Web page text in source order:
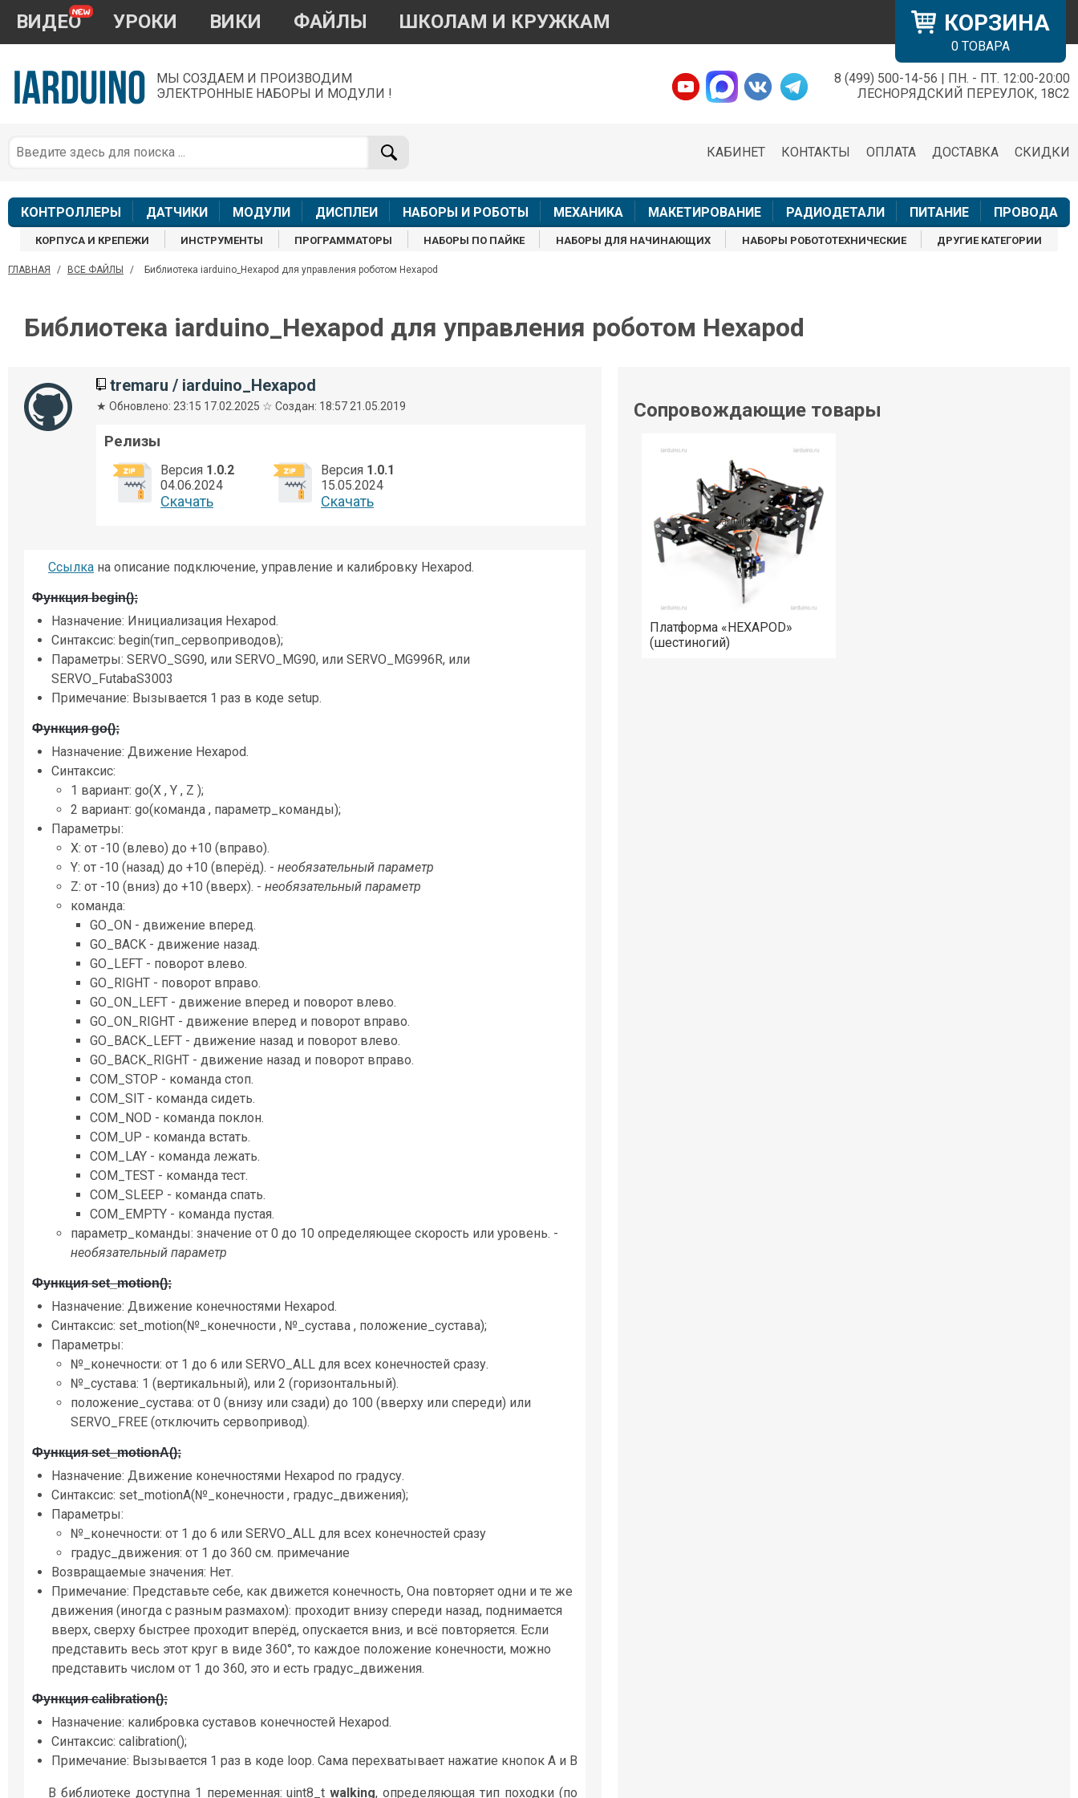
КОРЗИНА
0 ТОВАРА
ВИДЕО УРОКИ ВИКИ ФАЙЛЫ ШКОЛАМ И КРУЖКАМ
МЫ СОЗДАЕМ И ПРОИЗВОДИМ
ЭЛЕКТРОННЫЕ НАБОРЫ И МОДУЛИ !
8 (499) 500-14-56 | ПН. - ПТ. 12:00-20:00
ЛЕСНОРЯДСКИЙ ПЕРЕУЛОК, 18С2
СКИДКИ
ДОСТАВКА
ОПЛАТА
КОНТАКТЫ
КАБИНЕТ
КОНТРОЛЛЕРЫ ДАТЧИКИ МОДУЛИ ДИСПЛЕИ НАБОРЫ И РОБОТЫ МЕХАНИКА МАКЕТИРОВАНИЕ РАДИОДЕТАЛИ ПИТАНИЕ ПРОВОДА
КОРПУСА И КРЕПЕЖИ ИНСТРУМЕНТЫ ПРОГРАММАТОРЫ НАБОРЫ ПО ПАЙКЕ НАБОРЫ ДЛЯ НАЧИНАЮЩИХ НАБОРЫ РОБОТОТЕХНИЧЕСКИЕ ДРУГИЕ КАТЕГОРИИ
ГЛАВНАЯ / ВСЕ ФАЙЛЫ / Библиотека iarduino_Hexapod для управления роботом Hexapod
Библиотека iarduino_Hexapod для управления роботом Hexapod
tremaru / iarduino_Hexapod
★ Обновлено: 23:15 17.02.2025 ☆ Создан: 18:57 21.05.2019
Релизы
Версия 1.0.2
04.06.2024
Cкачать
Версия 1.0.1
15.05.2024
Cкачать
Ссылка на описание подключение, управление и калибровку Hexapod.
Функция begin();
Назначение: Инициализация Hexapod.
Синтаксис: begin(тип_сервоприводов);
Параметры: SERVO_SG90, или SERVO_MG90, или SERVO_MG996R, или
SERVO_FutabaS3003
Примечание: Вызывается 1 раз в коде setup.
Функция go();
Назначение: Движение Hexapod.
Синтаксис:
1 вариант: go(X , Y , Z );
2 вариант: go(команда , параметр_команды);
Параметры:
X: от -10 (влево) до +10 (вправо).
Y: от -10 (назад) до +10 (вперёд). - необязательный параметр
Z: от -10 (вниз) до +10 (вверх). - необязательный параметр
команда:
GO_ON - движение вперед.
GO_BACK - движение назад.
GO_LEFT - поворот влево.
GO_RIGHT - поворот вправо.
GO_ON_LEFT - движение вперед и поворот влево.
GO_ON_RIGHT - движение вперед и поворот вправо.
GO_BACK_LEFT - движение назад и поворот влево.
GO_BACK_RIGHT - движение назад и поворот вправо.
COM_STOP - команда стоп.
COM_SIT - команда сидеть.
COM_NOD - команда поклон.
COM_UP - команда встать.
COM_LAY - команда лежать.
COM_TEST - команда тест.
COM_SLEEP - команда спать.
COM_EMPTY - команда пустая.
параметр_команды: значение от 0 до 10 определяющее скорость или уровень. -
необязательный параметр
Функция set_motion();
Назначение: Движение конечностями Hexapod.
Синтаксис: set_motion(№_конечности , №_сустава , положение_сустава);
Параметры:
№_конечности: от 1 до 6 или SERVO_ALL для всех конечностей сразу.
№_сустава: 1 (вертикальный), или 2 (горизонтальный).
положение_сустава: от 0 (внизу или сзади) до 100 (вверху или спереди) или
SERVO_FREE (отключить сервопривод).
Функция set_motionA();
Назначение: Движение конечностями Hexapod по градусу.
Синтаксис: set_motionA(№_конечности , градус_движения);
Параметры:
№_конечности: от 1 до 6 или SERVO_ALL для всех конечностей сразу
градус_движения: от 1 до 360 см. примечание
Возвращаемые значения: Нет.
Примечание: Представьте себе, как движется конечность‚ Она повторяет одни и те же
движения (иногда с разным размахом): проходит внизу спереди назад, поднимается
вверх, сверху быстрее проходит вперёд, опускается вниз, и всё повторяется. Если
представить весь этот круг в виде 360°, то каждое положение конечности, можно
представить числом от 1 до 360, это и есть градус_движения.
Функция calibration();
Назначение: калибровка суставов конечностей Hexapod.
Синтаксис: calibration();
Примечание: Вызывается 1 раз в коде loop. Сама перехватывает нажатие кнопок A и B
В библиотеке доступна 1 переменная: uint8_twalking, определяющая тип походки (по
Сопровождающие товары
Платформа «HEXAPOD»
(шестиногий)
×
По вопросам приобретения товара
+7 968 454 17 38
звонки и аудио сообщения не обслуживаются
Менеджер
shop@iarduino.ru
Менеджер
8 (499) 500-14-56
Консультант